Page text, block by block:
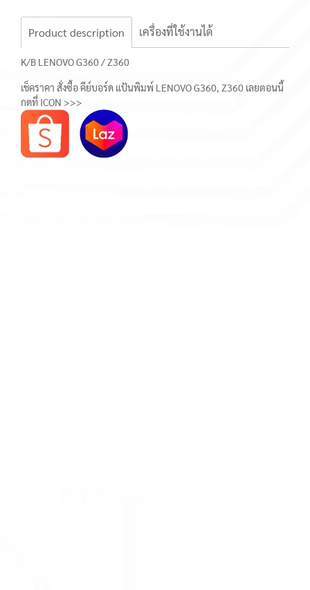
Product description เครื่องที่ใช้งานได้
K/B LENOVO G360 / Z360
เช็คราคา สั่งซื้อ คีย์บอร์ด แป้นพิมพ์ LENOVO G360, Z360 เลยตอนนี้
กดที่ ICON >>>